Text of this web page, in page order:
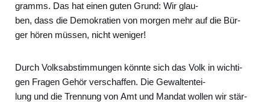
gramms. Das hat einen guten Grund: Wir glau­
ben, dass die Demo­kra­tien von mor­gen mehr auf die Bür­
ger hören müs­sen, nicht weni­ger!
Durch Volks­ab­stim­mun­gen könn­te sich das Volk in wich­ti­
gen Fra­gen Gehör ver­schaf­fen. Die Gewal­ten­tei­
lung und die Tren­nung von Amt und Man­dat wol­len wir stär­